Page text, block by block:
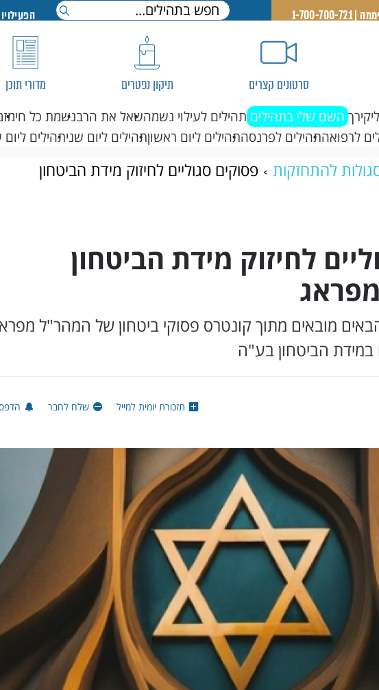
סרטונים קצרים תיקון נפטרים מדורי תוכן
השם שלי בתהילים תהילים לעילוי נשמהשאל את הרבנשמת כל חי
לרפואהתהילים לפרנסהתהילים ליום ראשוןתהילים ליום שניתהילים ליום
להתחזקות
פסוקים סגוליים לחיזוק מידת הביטחון
לחיזוק מידת הביטחון
מובאים מתוך קונטרס פסוקי ביטחון של המהר"ל
במידת הביטחון בע"ה
תזכורת יומית למייל שלח לחבר